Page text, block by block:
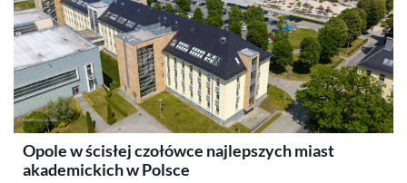
Opole w ścisłej czołówce najlepszych miast
akademickich w Polsce